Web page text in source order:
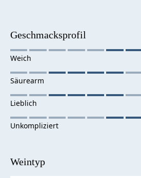
Geschmacksprofil
Weintyp